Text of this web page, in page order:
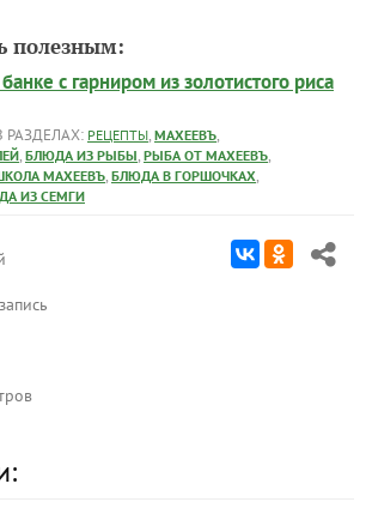
полезным:
с гарниром из золотистого риса
РАЗДЕЛАХ: РЕЦЕПТЫ МАХЕЕВЪ
БЛЮДА ИЗ РЫБЫ РЫБА ОТ МАХЕЕВЪ
МАХЕЕВЪ БЛЮДА В ГОРШОЧКАХ
ИЗ СЕМГИ